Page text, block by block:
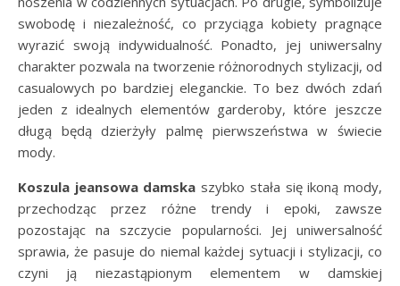
swobodę i niezależność, co przyciąga kobiety pragnące
wyrazić swoją indywidualność. Ponadto, jej uniwersalny
charakter pozwala na tworzenie różnorodnych stylizacji, od
casualowych po bardziej eleganckie. To bez dwóch zdań
jeden z idealnych elementów garderoby, które jeszcze
długą będą dzierżyły palmę pierwszeństwa w świecie
mody.
Koszula jeansowa damska szybko stała się ikoną mody,
przechodząc przez różne trendy i epoki, zawsze
pozostając na szczycie popularności. Jej uniwersalność
sprawia, że pasuje do niemal każdej sytuacji i stylizacji, co
czyni ją niezastąpionym elementem w damskiej